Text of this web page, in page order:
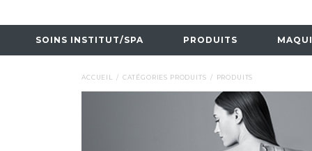
SOINS INSTITUT/SPA PRODUITS
ACCUEIL CATÉGORIES PRODUITS PRODUITS